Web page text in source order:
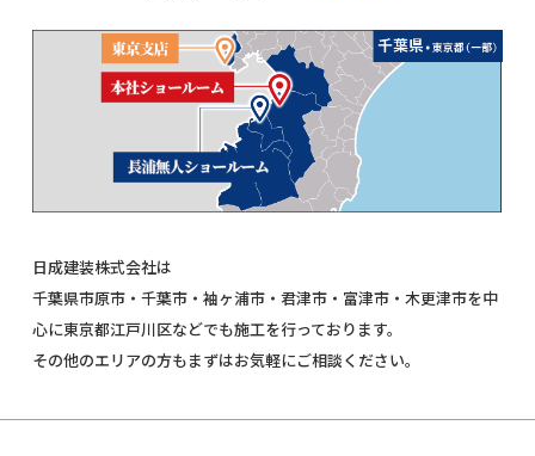
日成建装株式会社は
千葉県市原市・千葉市・袖ヶ浦市・君津市・富津市・木更津市を中
心に東京都江戸川区などでも施工を行っております。
その他のエリアの方もまずはお気軽にご相談ください。